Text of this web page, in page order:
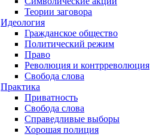
Теории заговора
Идеология
Гражданское общество
Политический режим
Право
Революция и контрреволюция
Свобода слова
Практика
Приватность
Свобода слова
Справедливые выборы
Хорошая полиция